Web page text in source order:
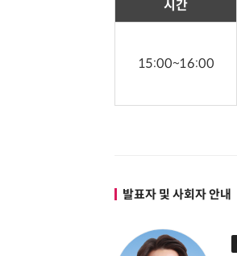
시간
15:00~16:00
발표자 및 사회자 안내